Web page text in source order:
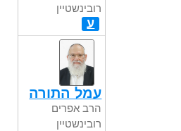
רובינשטיין
ע
עמל התורה
הרב אפרים
רובינשטיין